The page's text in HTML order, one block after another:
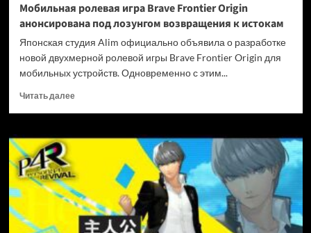
Мобильная ролевая игра Brave Frontier Origin
анонсирована под лозунгом возвращения к истокам
Японская студия Alim официально объявила о разработке
новой двухмерной ролевой игры Brave Frontier Origin для
мобильных устройств. Одновременно с этим...
Читать далееПрочитать
Brave
Frontier
Origin
анонсирована
под